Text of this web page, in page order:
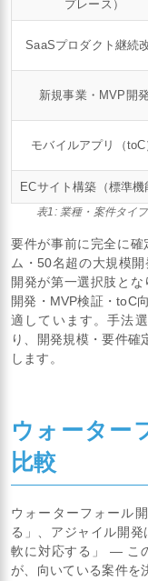
プレース）
SaaSプロダクト継続
新規事業・MVP開発
モバイルアプリ（toC
ECサイト構築（標準機
表1: 業種・案件タイ
要件が事前に完全に
ム・50名超の大規模
開発が第一選択肢と
開発・MVP検証・toC
適しています。手法
り、開発規模・要件
します。
ウォーター
比較
ウォーターフォール
る」、アジャイル開
軟に対応する」 — こ
が、向いている案件を